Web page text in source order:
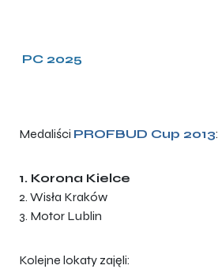
PC 2025
Medaliści PROFBUD Cup 2013:
1. Korona Kielce
2. Wisła Kraków
3. Motor Lublin
Kolejne lokaty zajęli: